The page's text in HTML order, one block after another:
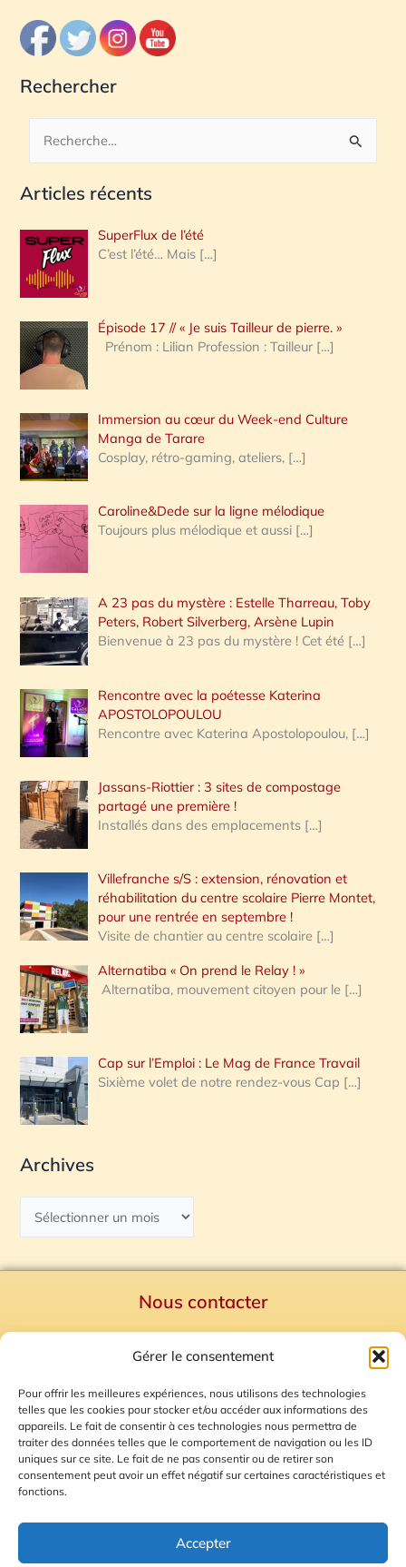
Gérer le consentement
Pour offrir les meilleures expériences, nous utilisons des technologies
telles que les cookies pour stocker et/ou accéder aux informations des
appareils. Le fait de consentir à ces technologies nous permettra de
traiter des données telles que le comportement de navigation ou les ID
uniques sur ce site. Le fait de ne pas consentir ou de retirer son
consentement peut avoir un effet négatif sur certaines caractéristiques et
fonctions.
Accepter
Rechercher
c
e
r
c
h
e
:
Articles récents
SuperFlux de l’été
C’est l’été… Mais […]
Épisode 17 // « Je suis Tailleur de pierre. »
Prénom : Lilian Profession : Tailleur […]
Immersion au cœur du Week-end Culture
Manga de Tarare
Cosplay, rétro-gaming, ateliers, […]
Caroline&Dede sur la ligne mélodique
Toujours plus mélodique et aussi […]
A 23 pas du mystère : Estelle Tharreau, Toby
Peters, Robert Silverberg, Arsène Lupin
Bienvenue à 23 pas du mystère ! Cet été […]
Rencontre avec la poétesse Katerina
APOSTOLOPOULOU
Rencontre avec Katerina Apostolopoulou, […]
Jassans-Riottier : 3 sites de compostage
partagé une première !
Installés dans des emplacements […]
Villefranche s/S : extension, rénovation et
réhabilitation du centre scolaire Pierre Montet,
pour une rentrée en septembre !
Visite de chantier au centre scolaire […]
Alternatiba « On prend le Relay ! »
Alternatiba, mouvement citoyen pour le […]
Cap sur l’Emploi : Le Mag de France Travail
Sixième volet de notre rendez-vous Cap […]
Archives
Nous contacter
Mentions Légales
Plan du site
Gestion des Cookies